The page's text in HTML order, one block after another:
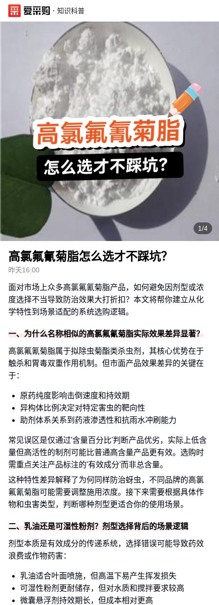
· 知识科普
1/4
高氯氟氰菊脂怎么选才不踩坑？
昨天16:00
面对市场上众多高氯氟氰菊脂产品，如何避免因剂型或浓
度选择不当导致防治效果大打折扣？本文将帮你建立从化
学特性到场景适配的系统选购逻辑。
一、为什么名称相似的高氯氟氰菊脂实际效果差异显著？
高氯氟氰菊脂属于拟除虫菊酯类杀虫剂，其核心优势在于
触杀和胃毒双重作用机制。但市面产品效果差异的关键在
于：
原药纯度影响击倒速度和持效期
异构体比例决定对特定害虫的靶向性
助剂体系关系到药液渗透性和抗雨水冲刷能力
常见误区是仅通过'含量百分比'判断产品优劣，实际上低含
量但高活性的制剂可能比普通高含量产品更有效。选购时
需重点关注产品标注的'有效成分'而非总含量。
这种特性差异解释了为何同样防治蚜虫，不同品牌的高氯
氟氰菊脂可能需要调整施用浓度。接下来需要根据具体作
物和虫害类型，判断哪种剂型更适合你的使用场景。
二、乳油还是可湿性粉剂？剂型选择背后的场景逻辑
剂型本质是有效成分的传递系统，选择错误可能导致药效
浪费或作物药害：
乳油适合叶面喷施，但高温下易产生挥发损失
可湿性粉剂更耐储存，但对水质和搅拌要求较高
微囊悬浮剂持效期长，但成本相对更高